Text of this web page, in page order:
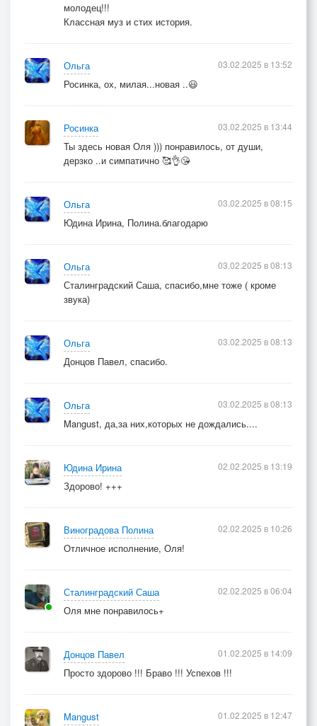
молодец!!!
Классная муз и стих история.
Ольга
Росинка, ох, милая...новая ..😃
03.02.2025 в 13:52
Росинка
Ты здесь новая Оля ))) понравилось, от души,
дерзко ..и симпатично 🥰👌😘
03.02.2025 в 13:44
Ольга
Юдина Ирина, Полина.благодарю
03.02.2025 в 08:15
Ольга
Сталинградский Саша, спасибо,мне тоже ( кроме
звука)
03.02.2025 в 08:13
Ольга
Донцов Павел, спасибо.
03.02.2025 в 08:13
Ольга
Mangust, да,за них,которых не дождались....
03.02.2025 в 08:13
Юдина Ирина
Здорово! +++
02.02.2025 в 13:19
Виноградова Полина
Отличное исполнение, Оля!
02.02.2025 в 10:26
Сталинградский Саша
Оля мне понравилось+
02.02.2025 в 06:04
Донцов Павел
Просто здорово !!! Браво !!! Успехов !!!
01.02.2025 в 14:09
Mangust
01.02.2025 в 12:47